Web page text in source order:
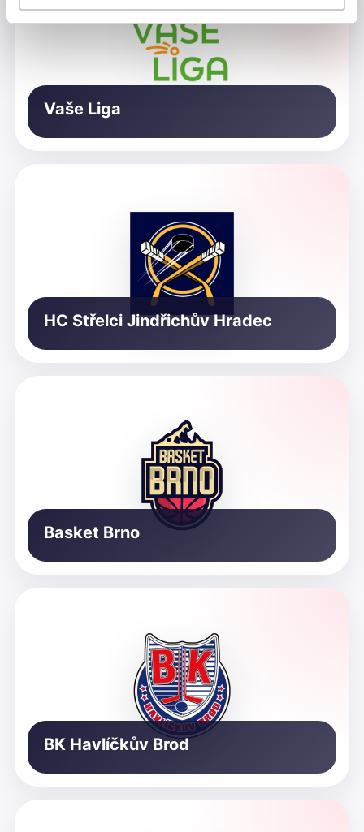
Vaše Liga
HC Střelci Jindřichův Hradec
Basket Brno
BK Havlíčkův Brod